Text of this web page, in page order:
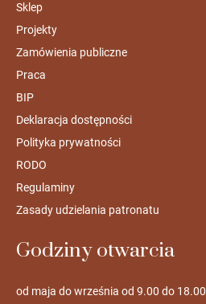
Sklep
Projekty
Zamówienia publiczne
Praca
BIP
Deklaracja dostępności
Polityka prywatności
RODO
Regulaminy
Zasady udzielania patronatu
Godziny otwarcia
od maja do września od 9.00 do 18.00